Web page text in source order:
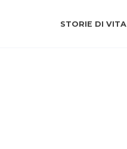
STORIE DI VITA